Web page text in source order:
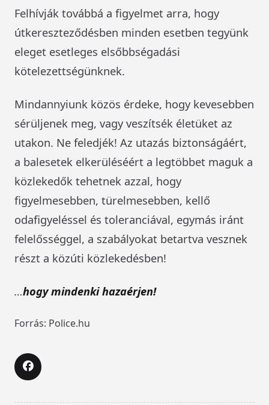
Felhívják továbbá a figyelmet arra, hogy
útkereszteződésben minden esetben tegyünk
eleget esetleges elsőbbségadási
kötelezettségünknek.
Mindannyiunk közös érdeke, hogy kevesebben
sérüljenek meg, vagy veszítsék életüket az
utakon. Ne feledjék! Az utazás biztonságáért,
a balesetek elkerüléséért a legtöbbet maguk a
közlekedők tehetnek azzal, hogy
figyelmesebben, türelmesebben, kellő
odafigyeléssel és toleranciával, egymás iránt
felelősséggel, a szabályokat betartva vesznek
részt a közúti közlekedésben!
…hogy mindenki hazaérjen!
Forrás: Police.hu